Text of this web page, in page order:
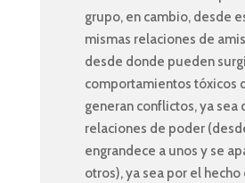
grupo, en cambio, desde
mismas relaciones de
desde donde pueden
comportamientos tóxicos
generan conflictos, ya sea
relaciones de poder
engrandece a unos y se
otros), ya sea por el